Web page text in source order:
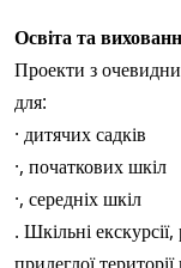
Освіта та
Проекти з
для:
· дитячих садків
·, початкових шкіл
·, середніх шкіл
. Шкільні